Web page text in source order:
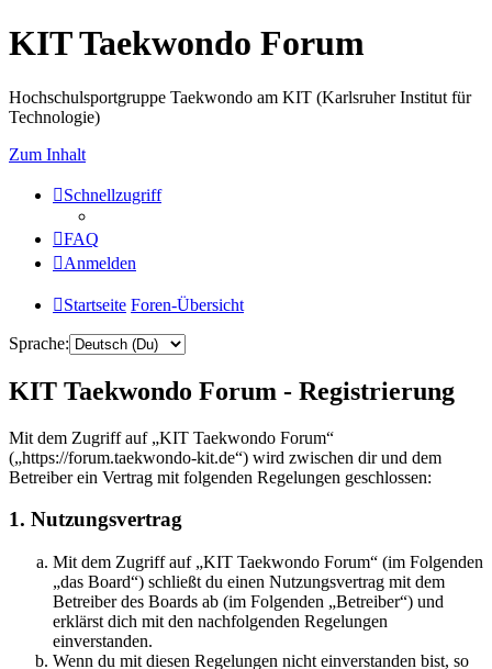
KIT Taekwondo Forum
Hochschulsportgruppe Taekwondo am KIT (Karlsruher Institut für
Technologie)
Zum Inhalt
Schnellzugriff
FAQ
Anmelden
Startseite Foren-Übersicht
Sprache:
KIT Taekwondo Forum - Registrierung
Mit dem Zugriff auf „KIT Taekwondo Forum“
(„https://forum.taekwondo-kit.de“) wird zwischen dir und dem
Betreiber ein Vertrag mit folgenden Regelungen geschlossen:
1. Nutzungsvertrag
Mit dem Zugriff auf „KIT Taekwondo Forum“ (im Folgenden
„das Board“) schließt du einen Nutzungsvertrag mit dem
Betreiber des Boards ab (im Folgenden „Betreiber“) und
erklärst dich mit den nachfolgenden Regelungen
einverstanden.
Wenn du mit diesen Regelungen nicht einverstanden bist, so